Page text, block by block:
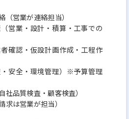
営業が連絡担当）
営業・設計・積算・工事での
確認・仮設計画作成・工程作
安全・環境管理）※予算管理
品質検査・顧客検査）
は営業が担当）